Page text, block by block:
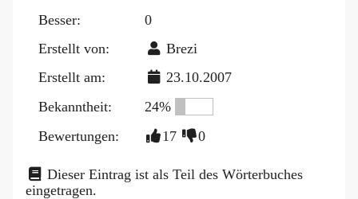
Besser:
0
Erstellt von:
Brezi
Erstellt am:
23.10.2007
Bekanntheit:
24%
Bewertungen:
17 0
Dieser Eintrag ist als Teil des Wörterbuches
eingetragen.